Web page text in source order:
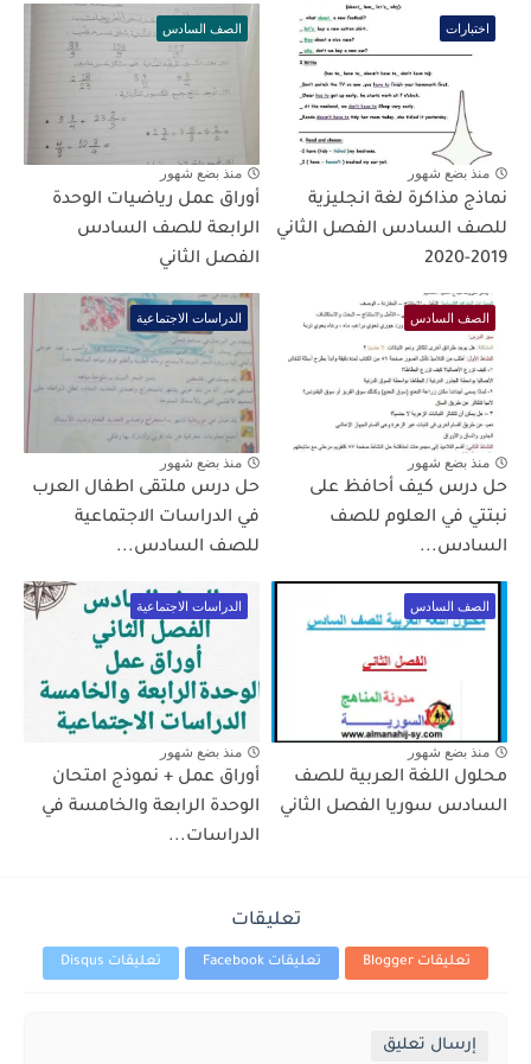
اختبارات
منذ بضع شهور
نماذج مذاكرة لغة انجليزية
للصف السادس الفصل الثاني
2019-2020
الصف السادس
منذ بضع شهور
أوراق عمل رياضيات الوحدة
الرابعة للصف السادس
الفصل الثاني
الصف السادس
منذ بضع شهور
حل درس كيف أحافظ على
نبتتي في العلوم للصف
السادس...
الدراسات الاجتماعية
منذ بضع شهور
حل درس ملتقى اطفال العرب
في الدراسات الاجتماعية
للصف السادس...
الصف السادس
منذ بضع شهور
محلول اللغة العربية للصف
السادس سوريا الفصل الثاني
الدراسات الاجتماعية
منذ بضع شهور
أوراق عمل + نموذج امتحان
الوحدة الرابعة والخامسة في
الدراسات...
تعليقات
تعليقات Blogger تعليقات Facebook تعليقات Disqus
إرسال تعليق